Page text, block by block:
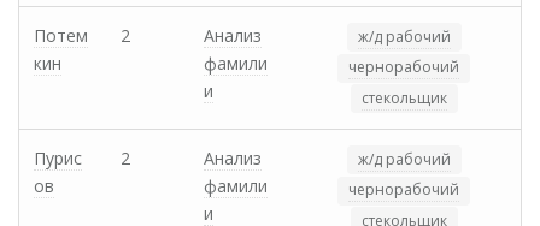
Потем
кин
2
Анализ
фамили
и
ж/д рабочий
чернорабочий
стекольщик
Пурис
ов
2
Анализ
фамили
и
ж/д рабочий
чернорабочий
стекольщик